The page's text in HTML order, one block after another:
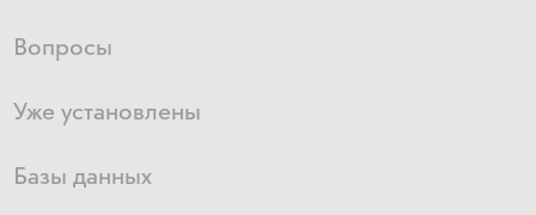
Вопросы
Уже установлены
Базы данных